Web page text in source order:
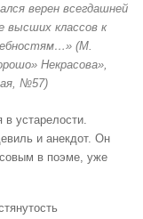
верен всегдашней
высших классов к
(М.
Некрасова»,
№57)
устарелости.
и анекдот. Он
в поэме, уже